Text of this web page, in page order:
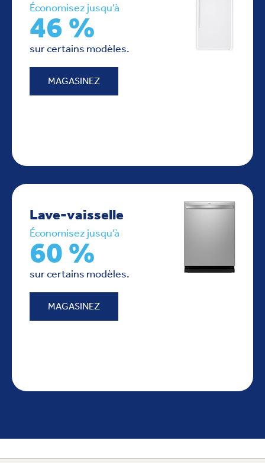
Économisez jusqu’à
46 %
sur certains modèles.
MAGASINEZ
Lave-vaisselle
Économisez jusqu’à
60 %
sur certains modèles.
MAGASINEZ